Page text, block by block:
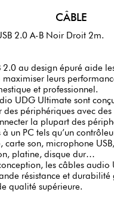
CÂBLE
2.0 A-B Noir Droit 2m.
2.0 au design épuré aide
maximiser leurs
et professionnel.
UDG Ultimate sont
des périphériques avec des
la plupart des
un PC tels qu’un
carte son, microphone
platine, disque dur…
les câbles
résistance et
qualité supérieure.